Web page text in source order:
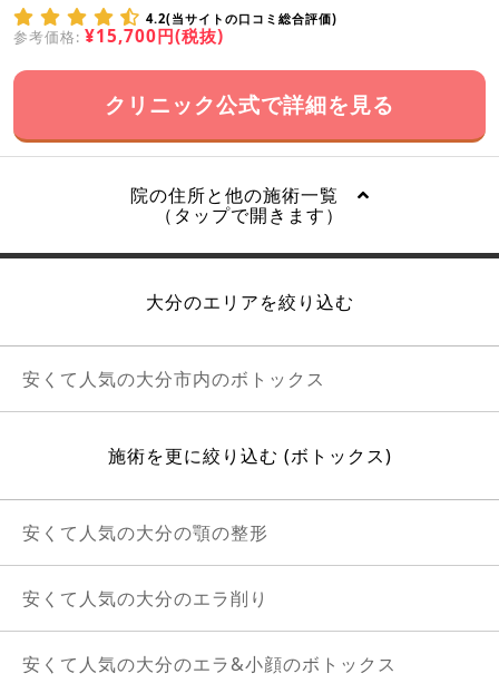
4.2(当サイトの口コミ総合評価)
参考価格: ¥15,700円(税抜)
クリニック公式で詳細を見る
院の住所と他の施術一覧
（タップで開きます）
大分のエリアを絞り込む
安くて人気の大分市内のボトックス
施術を更に絞り込む (ボトックス)
安くて人気の大分の顎の整形
安くて人気の大分のエラ削り
安くて人気の大分のエラ&小顔のボトックス